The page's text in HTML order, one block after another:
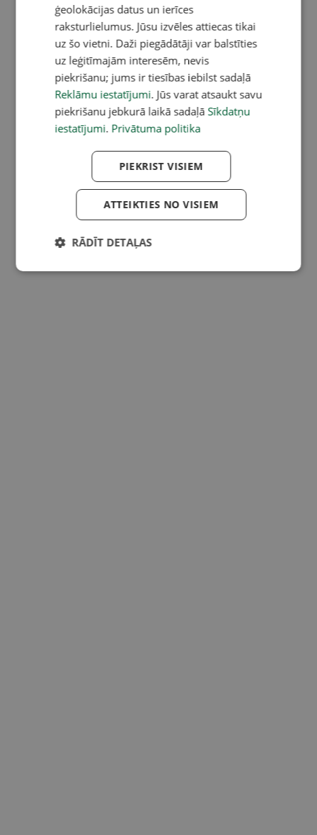
ģeolokācijas datus un ierīces
raksturlielumus. Jūsu izvēles attiecas tikai
uz šo vietni. Daži piegādātāji var balstīties
uz leģitīmajām interesēm, nevis
piekrišanu; jums ir tiesības iebilst sadaļā
Reklāmu iestatījumi. Jūs varat atsaukt savu
piekrišanu jebkurā laikā sadaļā Sīkdatņu
iestatījumi. Privātuma politika
PIEKRIST VISIEM
ATTEIKTIES NO VISIEM
RĀDĪT DETAĻAS